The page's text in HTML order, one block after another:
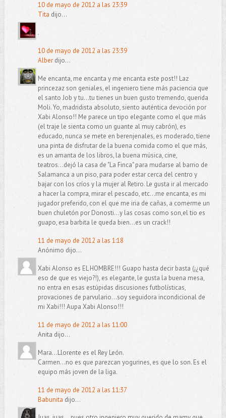
10 de mayo de 2012 a las 23:39
Tita dijo...
.
10 de mayo de 2012 a las 23:39
Alberdijo...
Me encanta, me encanta y me encanta este post!! Laz
princezaz son geniales, el ingeniero tiene más paciencia que
el santo Job y tu...tu tienes un buen gusto tremendo, querida
Moli. Yo, madridista absoluto, siento auténtica devoción por
Xabi Alonso!! Me parece un tipo elegante como el que más
(el traje le sienta como un guante al muy cabrón), es
educado, nunca se mete en berenjenales, es moderado, tiene
una pinta de disfrutar de la buena comida como el que más,
es un amanta de los libros, la buena música, cine,
teatros...dejó la casa de "La Finca" para mudarse al barrio de
Salamanca a un piso, para poder estar cerca del centro y
bajar con los críos y la mujer al Retiro. Le gusta ir al mercado
a hacer la compra, mirar el pescado, etc...me encanta, es mi
jugador preferido, con el que me iria de cañas, a comerme un
buen chuletón por Donosti...y las cosas como son,el tio es
guapo, esa barbita le queda bien...es un crack!!
11 de mayo de 2012 a las 1:18
Anónimo dijo...
Xabi Alonso es EL HOMBRE!!! Guapo hasta decir basta (¡¿qué
eso de que es viejo?!), es elegante, le gusta la buena mesa,
no entra en esas estúpidas discusiones futbolísticas,
provaciones de parvulario...soy seguidora incondicional de
mi Xabi!!! Aupa Xabi Alonso!!!
11 de mayo de 2012 a las 11:00
Anita dijo...
Mara...Llorente es el Rey León.
Carmen...no es que parezcan yogurines, es que lo son. Es el
equipo más joven de la liga.
11 de mayo de 2012 a las 11:37
Babunita dijo...